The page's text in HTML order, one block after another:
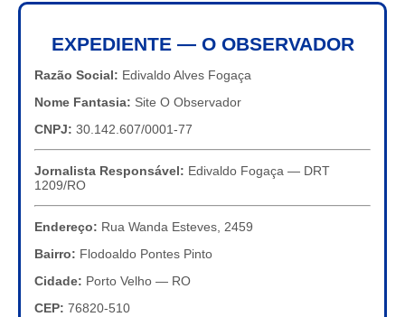
EXPEDIENTE — O OBSERVADOR
Razão Social: Edivaldo Alves Fogaça
Nome Fantasia: Site O Observador
CNPJ: 30.142.607/0001-77
Jornalista Responsável: Edivaldo Fogaça — DRT
1209/RO
Endereço: Rua Wanda Esteves, 2459
Bairro: Flodoaldo Pontes Pinto
Cidade: Porto Velho — RO
CEP: 76820-510